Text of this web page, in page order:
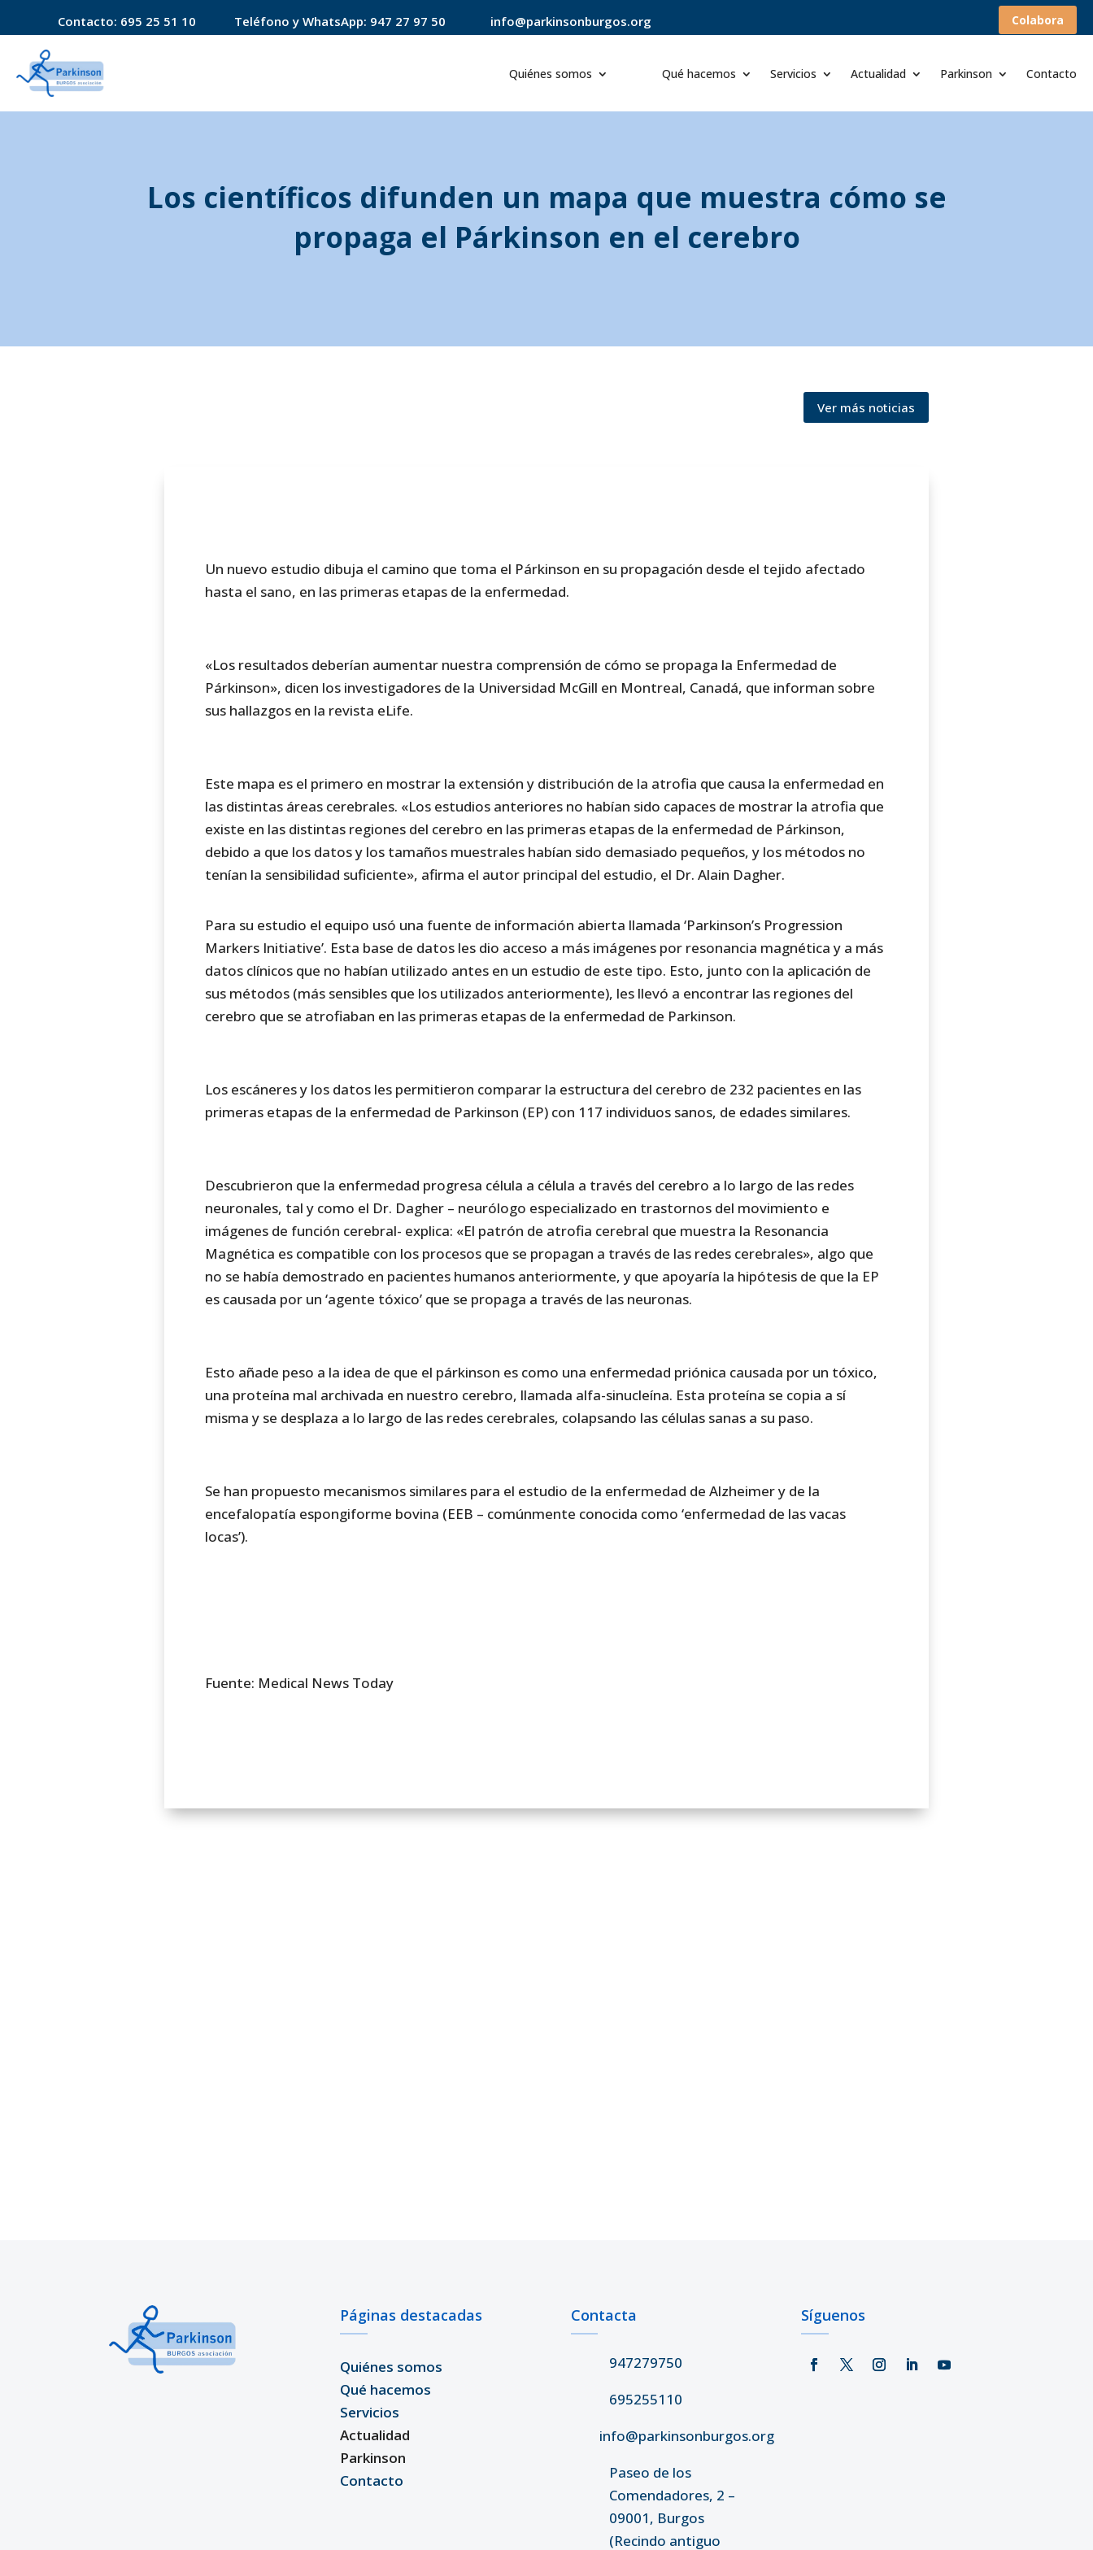
Contacto: 695 25 51 10 Teléfono y WhatsApp: 947 27 97 50 info@parkinsonburgos.org Colabora
Quiénes somos Qué hacemos Servicios Actualidad Parkinson Contacto
Los científicos difunden un mapa que muestra cómo se
propaga el Párkinson en el cerebro
Ver más noticias
Un nuevo estudio dibuja el camino que toma el Párkinson en su propagación desde el tejido afectado
hasta el sano, en las primeras etapas de la enfermedad.
«Los resultados deberían aumentar nuestra comprensión de cómo se propaga la Enfermedad de
Párkinson», dicen los investigadores de la Universidad McGill en Montreal, Canadá, que informan sobre
sus hallazgos en la revista eLife.
Este mapa es el primero en mostrar la extensión y distribución de la atrofia que causa la enfermedad en
las distintas áreas cerebrales. «Los estudios anteriores no habían sido capaces de mostrar la atrofia que
existe en las distintas regiones del cerebro en las primeras etapas de la enfermedad de Párkinson,
debido a que los datos y los tamaños muestrales habían sido demasiado pequeños, y los métodos no
tenían la sensibilidad suficiente», afirma el autor principal del estudio, el Dr. Alain Dagher.
Para su estudio el equipo usó una fuente de información abierta llamada ‘Parkinson’s Progression
Markers Initiative’. Esta base de datos les dio acceso a más imágenes por resonancia magnética y a más
datos clínicos que no habían utilizado antes en un estudio de este tipo. Esto, junto con la aplicación de
sus métodos (más sensibles que los utilizados anteriormente), les llevó a encontrar las regiones del
cerebro que se atrofiaban en las primeras etapas de la enfermedad de Parkinson.
Los escáneres y los datos les permitieron comparar la estructura del cerebro de 232 pacientes en las
primeras etapas de la enfermedad de Parkinson (EP) con 117 individuos sanos, de edades similares.
Descubrieron que la enfermedad progresa célula a célula a través del cerebro a lo largo de las redes
neuronales, tal y como el Dr. Dagher – neurólogo especializado en trastornos del movimiento e
imágenes de función cerebral- explica: «El patrón de atrofia cerebral que muestra la Resonancia
Magnética es compatible con los procesos que se propagan a través de las redes cerebrales», algo que
no se había demostrado en pacientes humanos anteriormente, y que apoyaría la hipótesis de que la EP
es causada por un ‘agente tóxico’ que se propaga a través de las neuronas.
Esto añade peso a la idea de que el párkinson es como una enfermedad priónica causada por un tóxico,
una proteína mal archivada en nuestro cerebro, llamada alfa-sinucleína. Esta proteína se copia a sí
misma y se desplaza a lo largo de las redes cerebrales, colapsando las células sanas a su paso.
Se han propuesto mecanismos similares para el estudio de la enfermedad de Alzheimer y de la
encefalopatía espongiforme bovina (EEB – comúnmente conocida como ‘enfermedad de las vacas
locas’).
Fuente: Medical News Today
Páginas destacadas
Quiénes somos
Qué hacemos
Servicios
Actualidad
Parkinson
Contacto
Contacta
947279750
695255110
info@parkinsonburgos.org
Paseo de los
Comendadores, 2 –
09001, Burgos
(Recindo antiguo
Síguenos